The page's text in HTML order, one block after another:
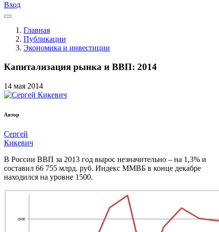
Вход
Главная
Публикации
Экономика и инвестиции
Капитализация рынка и ВВП: 2014
14 мая 2014
Автор
Сергей
Кикевич
В России ВВП за 2013 год вырос незначительно – на 1,3% и
составил 66 755 млрд. руб. Индекс ММВБ в конце декабре
находился на уровне 1500.